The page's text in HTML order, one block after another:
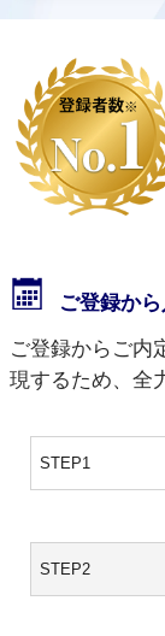
ご登録か
ご登録からご内
現するため、全
STEP1
STEP2